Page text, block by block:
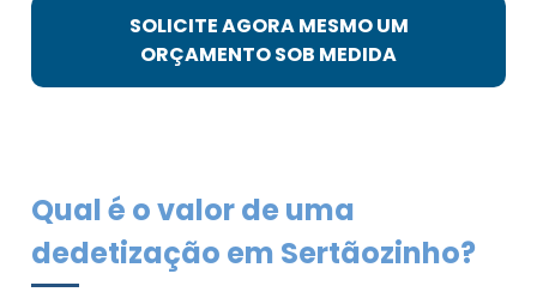
SOLICITE AGORA MESMO UM
ORÇAMENTO SOB MEDIDA
Qual é o valor de uma
dedetização em Sertãozinho?